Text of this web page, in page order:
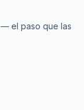
el paso que las